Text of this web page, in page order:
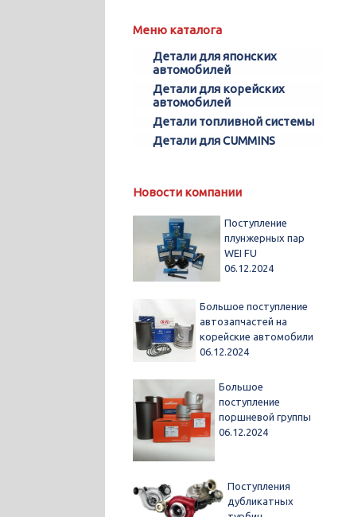
Меню каталога
Детали для японских
автомобилей
Детали для корейских
автомобилей
Детали топливной системы
Детали для CUMMINS
Новости компании
Поступление
плунжерных пар
WEI FU
06.12.2024
Большое поступление
автозапчастей на
корейские автомобили
06.12.2024
Большое
поступление
поршневой группы
06.12.2024
Поступления
дубликатных